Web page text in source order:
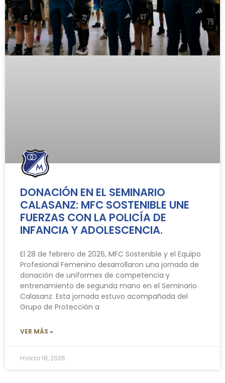
DONACIÓN EN EL SEMINARIO
CALASANZ: MFC SOSTENIBLE UNE
FUERZAS CON LA POLICÍA DE
INFANCIA Y ADOLESCENCIA.
El 28 de febrero de 2026, MFC Sostenible y el Equipo
Profesional Femenino desarrollaron una jornada de
donación de uniformes de competencia y
entrenamiento de segunda mano en el Seminario
Calasanz. Esta jornada estuvo acompañada del
Grupo de Protección a
VER MÁS »
marzo 18, 2026